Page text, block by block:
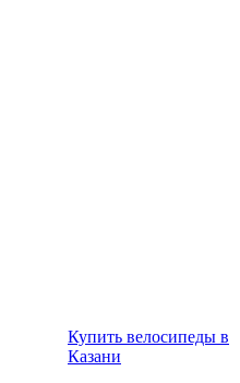
Купить велосипеды в
Казани